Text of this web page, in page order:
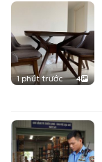
1 phút trước 4